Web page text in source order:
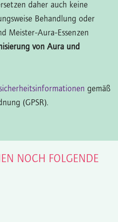
daher auch keine
Behandlung oder
Meister-Aura-Essenzen
von Aura und
gemäß
(GPSR).
NOCH FOLGENDE